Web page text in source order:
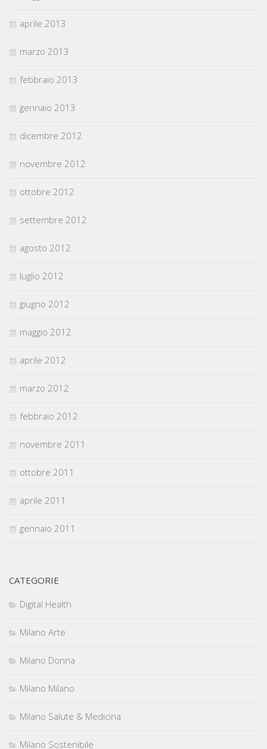
aprile 2013
marzo 2013
febbraio 2013
gennaio 2013
dicembre 2012
novembre 2012
ottobre 2012
settembre 2012
agosto 2012
luglio 2012
giugno 2012
maggio 2012
aprile 2012
marzo 2012
febbraio 2012
novembre 2011
ottobre 2011
aprile 2011
gennaio 2011
CATEGORIE
Digital Health
Milano Arte
Milano Donna
Milano Milano
Milano Salute & Medicina
Milano Sostenibile